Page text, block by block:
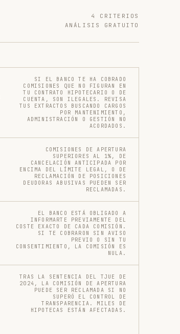
4 CRITERIOS
ANÁLISIS GRATUITO
SI EL BANCO TE HA COBRADO
COMISIONES QUE NO FIGURAN EN
TU CONTRATO HIPOTECARIO O DE
CUENTA, SON ILEGALES. REVISA
TUS EXTRACTOS BUSCANDO CARGOS
POR MANTENIMIENTO,
ADMINISTRACIÓN O GESTIÓN NO
ACORDADOS.
COMISIONES DE APERTURA
SUPERIORES AL 1%, DE
CANCELACIÓN ANTICIPADA POR
ENCIMA DEL LÍMITE LEGAL, O DE
RECLAMACIÓN DE POSICIONES
DEUDORAS ABUSIVAS PUEDEN SER
RECLAMADAS.
EL BANCO ESTÁ OBLIGADO A
INFORMARTE PREVIAMENTE DEL
COSTE EXACTO DE CADA COMISIÓN.
SI TE COBRARON SIN AVISO
PREVIO O SIN TU
CONSENTIMIENTO, LA COMISIÓN ES
NULA.
TRAS LA SENTENCIA DEL TJUE DE
2024, LA COMISIÓN DE APERTURA
PUEDE SER RECLAMADA SI NO
SUPERÓ EL CONTROL DE
TRANSPARENCIA. MILES DE
HIPOTECAS ESTÁN AFECTADAS.